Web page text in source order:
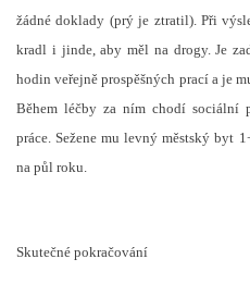
žádné doklady (prý je ztratil). Při
kradl i jinde, aby měl na drogy. Je
hodin veřejně prospěšných prací a je
Během léčby za ním chodí sociální
práce. Sežene mu levný městský byt
na půl roku.
Skutečné pokračování